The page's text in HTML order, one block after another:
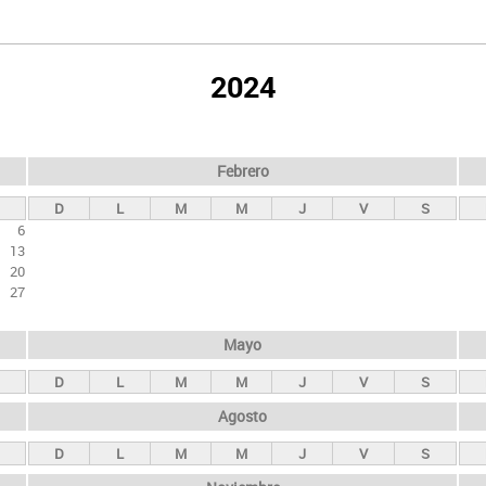
2024
6
13
20
27
Febrero
D L M M J V S
Mayo
D L M M J V S
Agosto
D L M M J V S